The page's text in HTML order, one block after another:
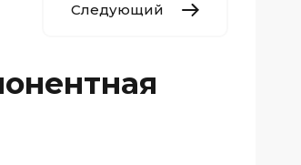
Следующий